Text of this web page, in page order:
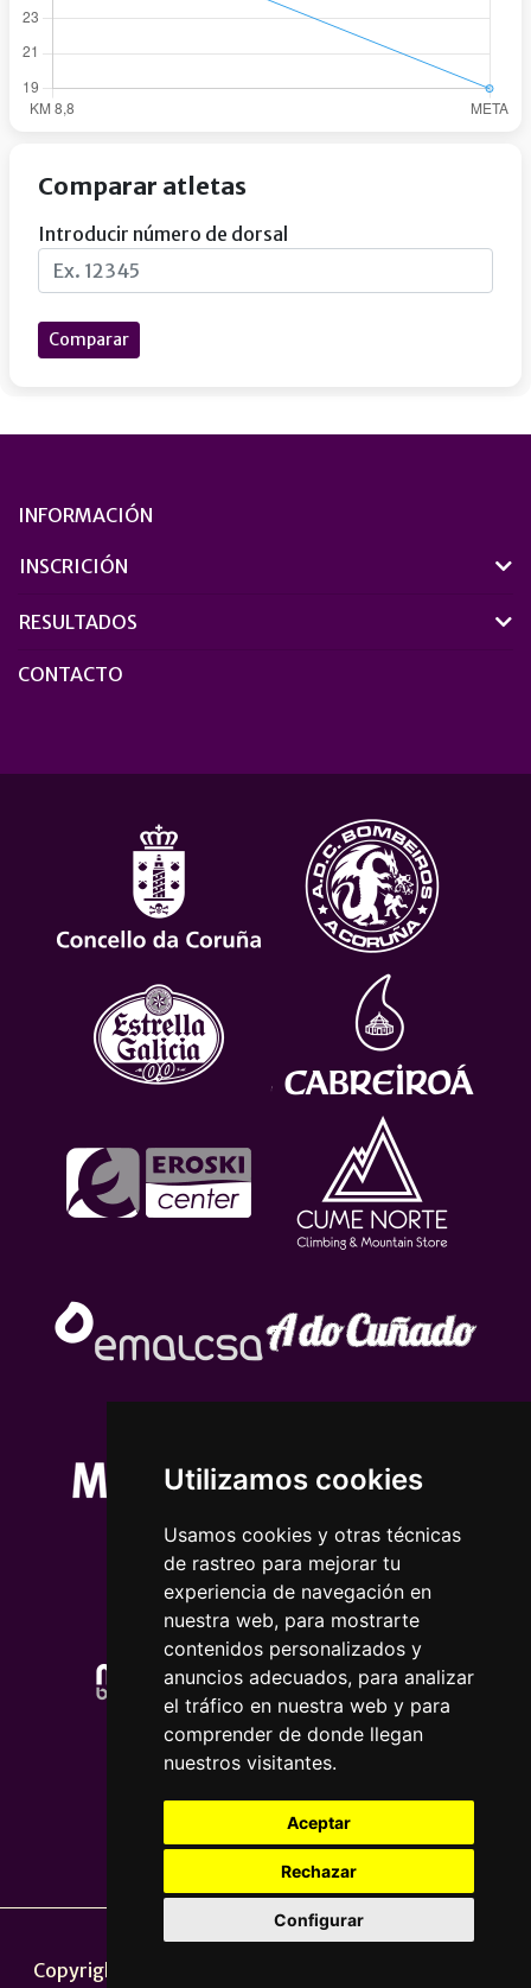
Utilizamos cookies
Usamos cookies y otras técnicas
de rastreo para mejorar tu
experiencia de navegación en
nuestra web, para mostrarte
contenidos personalizados y
anuncios adecuados, para analizar
el tráfico en nuestra web y para
comprender de donde llegan
nuestros visitantes.
Aceptar
Rechazar
Configurar
Comparar atletas
Introducir número de dorsal
Comparar
INFORMACIÓN
INSCRICIÓN
RESULTADOS
CONTACTO
Nota legal|Política de privacidade
Copyright © 2026 | Powered by